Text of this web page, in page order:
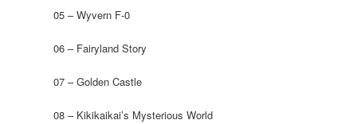
05 – Wyvern F-0
06 – Fairyland Story
07 – Golden Castle
08 – Kikikaikai’s Mysterious World